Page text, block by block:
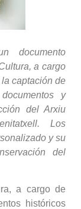
documento
a cargo
captación de
y
del Arxiu
Los
y su
del
a cargo de
históricos